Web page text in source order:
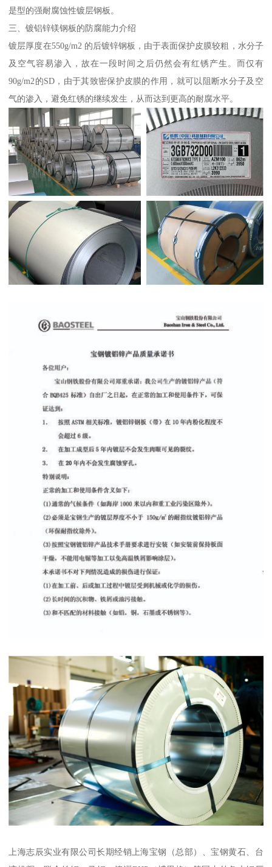
是型的强耐腐蚀性镀层钢板。
三、镀铝锌镁钢板的防腐能力介绍
镀层厚度在550g/m2 的后镀锌钢板，由于表面保护皮膜较粗，水分子
及空气容易渗入，故在一段时间之后仍然会有红锈产生。而仅有
90g/m2的SD，由于其致密保护皮膜的作用，就可以阻断水分子及空
气的渗入，避免红锈的继续发生，从而达到更高的耐腐水平。
上海志辰实业有限公司长期经销上海宝钢（总部）、宝钢黄石、台